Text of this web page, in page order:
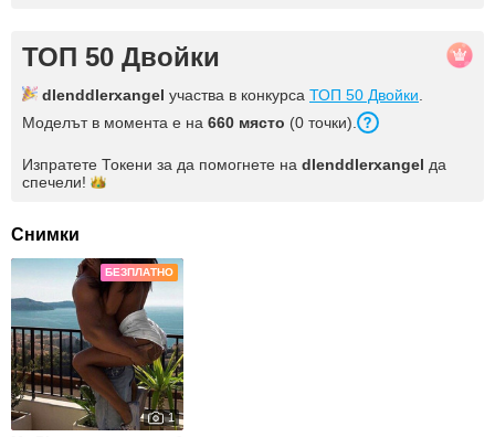
ТОП 50 Двойки
dlenddlerxangel участва в конкурса ТОП 50 Двойки
Моделът в момента е на 660 място (0 точки).
Изпратете Токени за да помогнете на dlenddlerxangel да
спечели!
Снимки
БЕЗПЛАТНО
1